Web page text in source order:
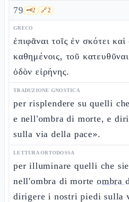
79 🗝️2 🔗2
GRECO
ἐπιφᾶναι τοῖς ἐν σκότει
καθημένοις, τοῦ
ὁδὸν εἰρήνης.
TRADUZIONE GNOSTICA
per risplendere su quelli
e nell'ombra di morte, e
sulla via della pace».
LETTURA ORTODOSSA
per illuminare quelli che
nell'ombra di morteombra
dirigere i nostri piedi sulla